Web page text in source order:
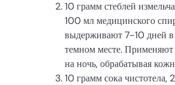
10 грамм стеблей
100 мл медицинского
выдерживают 7-10 дней
темном месте. Применяют
на ночь, обрабатывая
10 грамм сока чистотела,